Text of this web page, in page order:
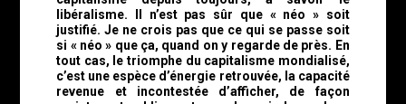
libéralisme. Il n’est pas sûr que « néo » soit
justifié. Je ne crois pas que ce qui se passe soit
si « néo » que ça, quand on y regarde de près. En
tout cas, le triomphe du capitalisme mondialisé,
c’est une espèce d’énergie retrouvée, la capacité
revenue et incontestée d’afficher, de façon